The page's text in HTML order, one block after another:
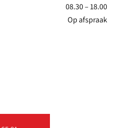
08.30 – 18.00
Op afspraak